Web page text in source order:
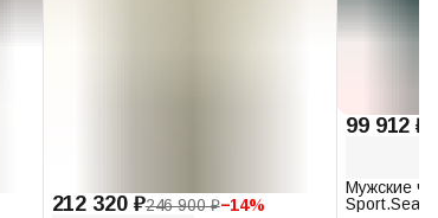
212 320 ₽246 900 ₽−14%
99 912 ₽
Мужские